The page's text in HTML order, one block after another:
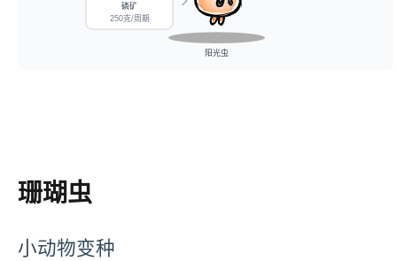
磷矿
250克/周期
阳光虫
珊瑚虫
小动物变种